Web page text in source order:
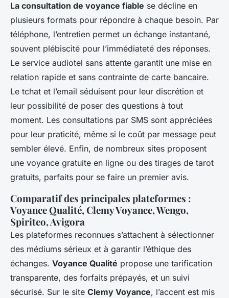
La consultation de voyance fiable se décline en
plusieurs formats pour répondre à chaque besoin. Par
téléphone, l’entretien permet un échange instantané,
souvent plébiscité pour l’immédiateté des réponses.
Le service audiotel sans attente garantit une mise en
relation rapide et sans contrainte de carte bancaire.
Le tchat et l’email séduisent pour leur discrétion et
leur possibilité de poser des questions à tout
moment. Les consultations par SMS sont appréciées
pour leur praticité, même si le coût par message peut
sembler élevé. Enfin, de nombreux sites proposent
une voyance gratuite en ligne ou des tirages de tarot
gratuits, parfaits pour se faire un premier avis.
Comparatif des principales plateformes :
Voyance Qualité, Clemy Voyance, Wengo,
Spiriteo, Avigora
Les plateformes reconnues s’attachent à sélectionner
des médiums sérieux et à garantir l’éthique des
échanges. Voyance Qualité propose une tarification
transparente, des forfaits prépayés, et un suivi
sécurisé. Sur le site Clemy Voyance, l’accent est mis